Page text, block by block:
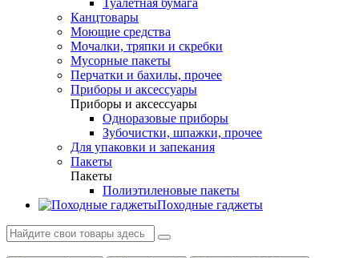
Туалетная бумага
Канцтовары
Моющие средства
Мочалки, тряпки и скребки
Мусорные пакеты
Перчатки и бахилы, прочее
Приборы и аксессуары
Приборы и аксессуары
Одноразовые приборы
Зубочистки, шпажки, прочее
Для упаковки и запекания
Пакеты
Пакеты
Полиэтиленовые пакеты
Походные гаджеты